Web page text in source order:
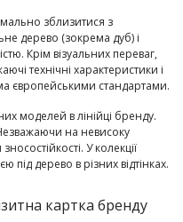
зблизитися з
дерево (зокрема дуб) і
Крім візуальних переваг,
технічні характеристики і
європейськими стандартами.
моделей в лінійці бренду.
на невисоку
У колекції
під дерево в різних відтінках.
картка бренду